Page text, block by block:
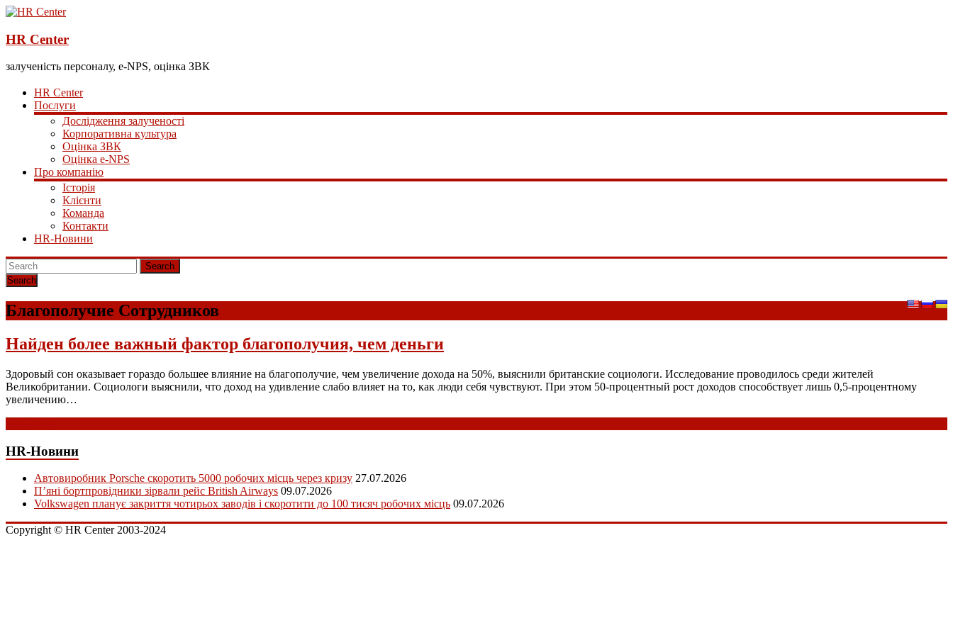
HR Center
залученість персоналу, e-NPS, оцінка ЗВК
HR Center
Послуги
Дослідження залученості
Корпоративна культура
Оцінка ЗВК
Оцінка e-NPS
Про компанію
Історія
Клієнти
Команда
Контакти
HR-Новини
Search
Благополучие Сотрудников
Найден более важный фактор благополучия, чем деньги
Здоровый сон оказывает гораздо большее влияние на благополучие, чем увеличение дохода на 50%, выяснили британские социологи. Исследование проводилось среди жителей
Великобритании. Социологи выяснили, что доход на удивление слабо влияет на то, как люди себя чувствуют. При этом 50-процентный рост доходов способствует лишь 0,5-процентному
увеличению…
HR-Новини
Автовиробник Porsche скоротить 5000 робочих місць через кризу 27.07.2026
П’яні бортпровідники зірвали рейс British Airways 09.07.2026
Volkswagen планує закриття чотирьох заводів і скоротити до 100 тисяч робочих місць 09.07.2026
Copyright © HR Center 2003-2024